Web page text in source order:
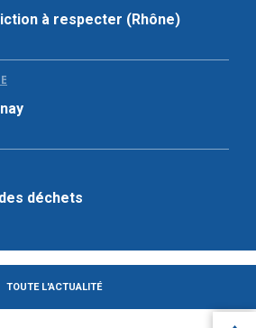
à respecter (Rhône)
déchets
TOUTE L'ACTUALITÉ